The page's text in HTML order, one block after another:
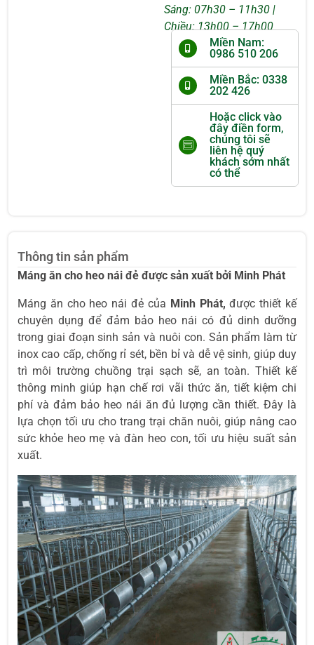
Sáng: 07h30 – 11h30 |
Chiều: 13h00 – 17h00
Miền Nam:
0986 510 206
Miền Bắc: 0338
202 426
Hoặc click vào
đây điền form,
chúng tôi sẽ
liên hệ quý
khách sớm nhất
có thể
Thông tin sản phẩm
Máng ăn cho heo nái đẻ được sản xuất bởi Minh Phát
Máng ăn cho heo nái đẻ của Minh Phát, được thiết kế
chuyên dụng để đảm bảo heo nái có đủ dinh dưỡng
trong giai đoạn sinh sản và nuôi con. Sản phẩm làm từ
inox cao cấp, chống rỉ sét, bền bỉ và dễ vệ sinh, giúp duy
trì môi trường chuồng trại sạch sẽ, an toàn. Thiết kế
thông minh giúp hạn chế rơi vãi thức ăn, tiết kiệm chi
phí và đảm bảo heo nái ăn đủ lượng cần thiết. Đây là
lựa chọn tối ưu cho trang trại chăn nuôi, giúp nâng cao
sức khỏe heo mẹ và đàn heo con, tối ưu hiệu suất sản
xuất.